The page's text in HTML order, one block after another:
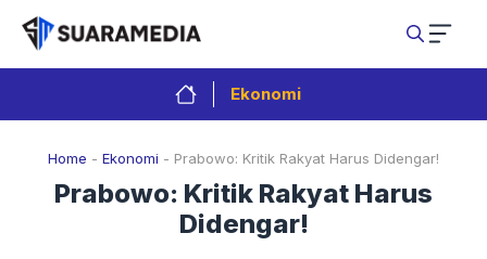
Langsung
isi
Ekonomi
Home - Ekonomi - Prabowo: Kritik Rakyat Harus Didengar!
Prabowo: Kritik Rakyat Harus
Didengar!